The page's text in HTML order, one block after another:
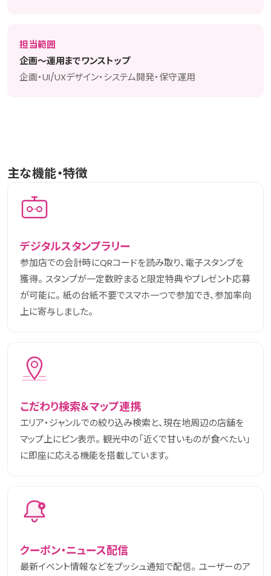
担当範囲
企画〜運用までワンストップ
企画・UI/UXデザイン・システム開発・保守運用
主な機能・特徴
デジタルスタンプラリー
参加店での会計時にQRコードを読み取り、電子スタンプを
獲得。 スタンプが一定数貯まると限定特典やプレゼント応募
が可能に。 紙の台紙不要でスマホ一つで参加でき、参加率向
上に寄与しました。
こだわり検索＆マップ連携
エリア・ジャンルでの絞り込み検索と、現在地周辺の店舗を
マップ上にピン表示。 観光中の「近くで甘いものが食べたい」
に即座に応える機能を搭載しています。
クーポン・ニュース配信
最新イベント情報などをプッシュ通知で配信。 ユーザーのア